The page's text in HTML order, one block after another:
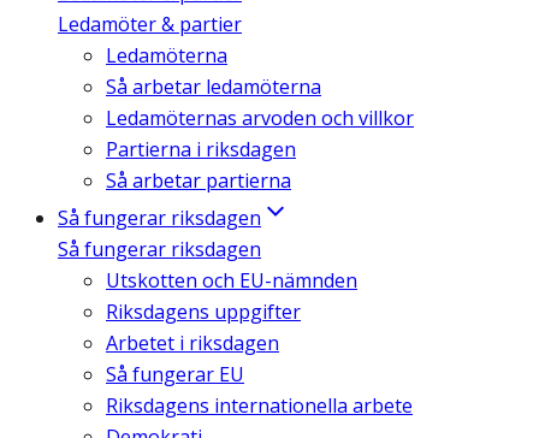
Ledamöter & partier
Ledamöterna
Så arbetar ledamöterna
Ledamöternas arvoden och villkor
Partierna i riksdagen
Så arbetar partierna
Så fungerar riksdagen
Så fungerar riksdagen
Utskotten och EU-nämnden
Riksdagens uppgifter
Arbetet i riksdagen
Så fungerar EU
Riksdagens internationella arbete